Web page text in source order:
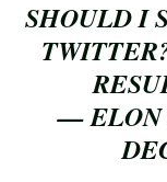
SHOULD I
— ELON